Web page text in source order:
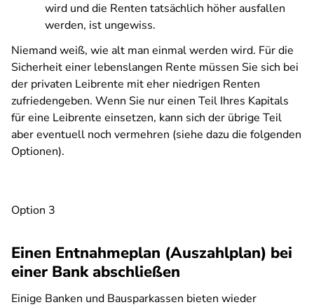
wird und die Renten tatsächlich höher ausfallen
werden, ist ungewiss.
Niemand weiß, wie alt man einmal werden wird. Für die
Sicherheit einer lebenslangen Rente müssen Sie sich bei
der privaten Leibrente mit eher niedrigen Renten
zufriedengeben. Wenn Sie nur einen Teil Ihres Kapitals
für eine Leibrente einsetzen, kann sich der übrige Teil
aber eventuell noch vermehren (siehe dazu die folgenden
Optionen).
Option 3
Einen Entnahmeplan (Auszahlplan) bei
einer Bank abschließen
Einige Banken und Bausparkassen bieten wieder